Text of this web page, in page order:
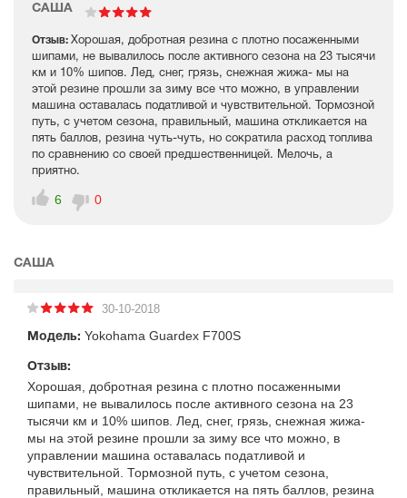
САША
Отзыв: Хорошая, добротная резина с плотно посаженными
шипами, не вывалилось после активного сезона на 23 тысячи
км и 10% шипов. Лед, снег, грязь, снежная жижа- мы на
этой резине прошли за зиму все что можно, в управлении
машина оставалась податливой и чувствительной. Тормозной
путь, с учетом сезона, правильный, машина откликается на
пять баллов, резина чуть-чуть, но сократила расход топлива
по сравнению со своей предшественницей. Мелочь, а
приятно.
6 0
САША
30-10-2018
Модель: Yokohama Guardex F700S
Отзыв:
Хорошая, добротная резина с плотно посаженными
шипами, не вывалилось после активного сезона на 23
тысячи км и 10% шипов. Лед, снег, грязь, снежная жижа-
мы на этой резине прошли за зиму все что можно, в
управлении машина оставалась податливой и
чувствительной. Тормозной путь, с учетом сезона,
правильный, машина откликается на пять баллов, резина